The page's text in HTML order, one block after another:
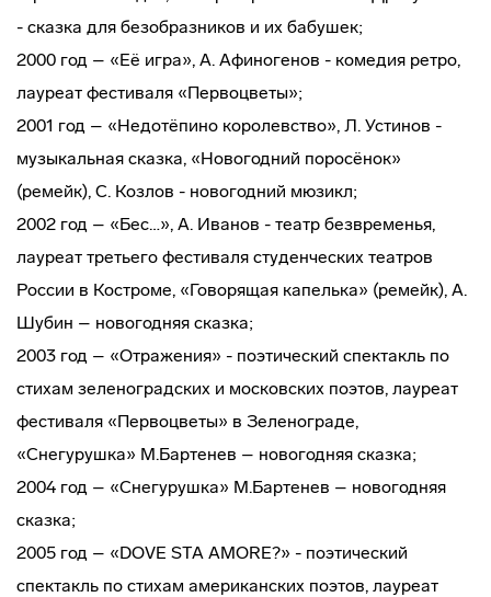
- сказка для безобразников и их бабушек;
2000 год – «Её игра», А. Афиногенов - комедия ретро,
лауреат фестиваля «Первоцветы»;
2001 год – «Недотёпино королевство», Л. Устинов -
музыкальная сказка, «Новогодний поросёнок»
(ремейк), С. Козлов - новогодний мюзикл;
2002 год – «Бес…», А. Иванов - театр безвременья,
лауреат третьего фестиваля студенческих театров
России в Костроме, «Говорящая капелька» (ремейк), А.
Шубин – новогодняя сказка;
2003 год – «Отражения» - поэтический спектакль по
стихам зеленоградских и московских поэтов, лауреат
фестиваля «Первоцветы» в Зеленограде,
«Снегурушка» М.Бартенев – новогодняя сказка;
2004 год – «Снегурушка» М.Бартенев – новогодняя
сказка;
2005 год – «DOVE STA AMORE?» - поэтический
спектакль по стихам американских поэтов, лауреат